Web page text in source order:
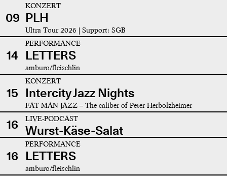
09
KONZERT
PLH
Ultra Tour 2026 | Support: SGB
14
PERFORMANCE
LETTERS
amburo/fleischlin
15
KONZERT
Intercity Jazz Nights
FAT MAN JAZZ – The caliber of Peter Herbolzheimer
16 LIVE-PODCAST
Wurst-Käse-Salat
16
PERFORMANCE
LETTERS
amburo/fleischlin